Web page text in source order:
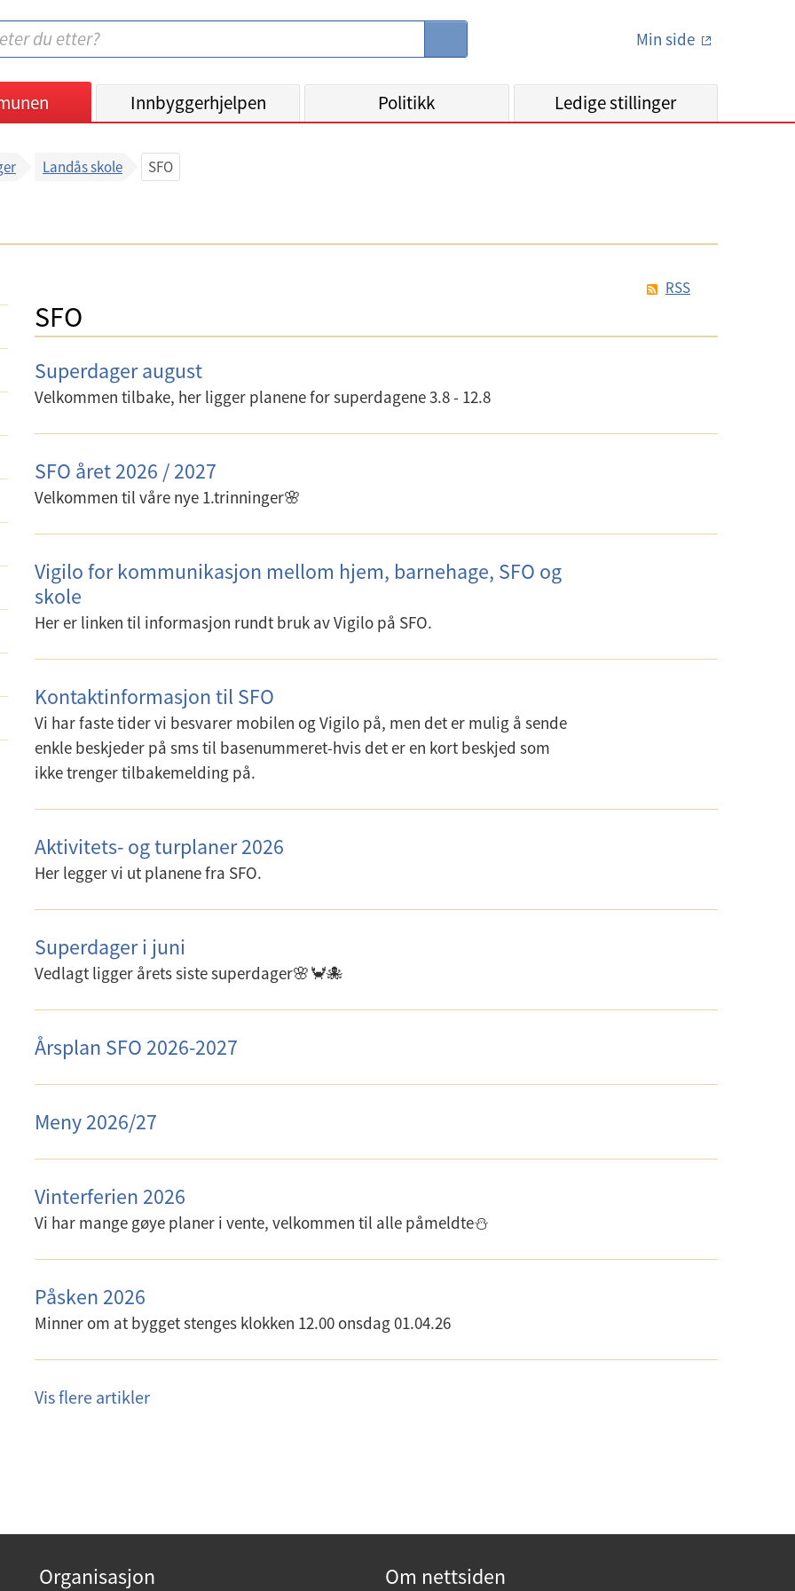
S
Min side
Innbyggerhjelpen Politikk Ledige stillinger
Landås skole SFO
RSS
SFO
Superdager august
Velkommen tilbake, her ligger planene for superdagene 3.8 - 12.8
SFO året 2026 / 2027
Velkommen til våre nye 1.trinninger🌸
Vigilo for kommunikasjon mellom hjem, barnehage, SFO og
skole
Her er linken til informasjon rundt bruk av Vigilo på SFO.
Kontaktinformasjon til SFO
Vi har faste tider vi besvarer mobilen og Vigilo på, men det er mulig å sende
enkle beskjeder på sms til basenummeret-hvis det er en kort beskjed som
ikke trenger tilbakemelding på.
Aktivitets- og turplaner 2026
Her legger vi ut planene fra SFO.
Superdager i juni
Vedlagt ligger årets siste superdager🌸🦀🐙
Årsplan SFO 2026-2027
Meny 2026/27
Vinterferien 2026
Vi har mange gøye planer i vente, velkommen til alle påmeldte⛄
Påsken 2026
Minner om at bygget stenges klokken 12.00 onsdag 01.04.26
Vis flere artikler
Organisasjon Om nettsiden